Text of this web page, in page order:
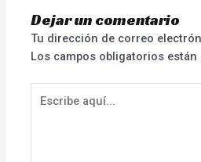
Dejar un comentario
Tu dirección de correo
Los campos obligatorios
aquí...